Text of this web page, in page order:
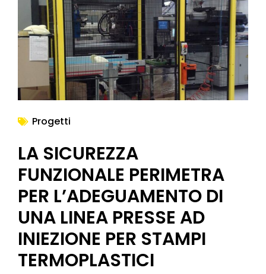
NEWS
Progetti
LA SICUREZZA
FUNZIONALE PERIMETRA
PER L’ADEGUAMENTO DI
UNA LINEA PRESSE AD
INIEZIONE PER STAMPI
TERMOPLASTICI